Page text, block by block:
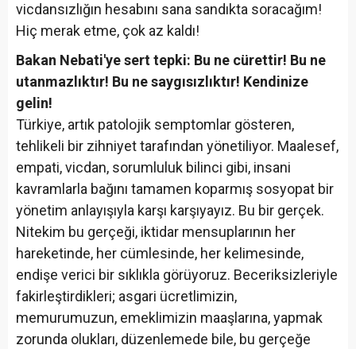
vicdansızlığın hesabını sana sandıkta soracağım!
Hiç merak etme, çok az kaldı!
Bakan Nebati'ye sert tepki: Bu ne cürettir! Bu ne
utanmazlıktır! Bu ne saygısızlıktır! Kendinize
gelin!
Türkiye, artık patolojik semptomlar gösteren,
tehlikeli bir zihniyet tarafından yönetiliyor. Maalesef,
empati, vicdan, sorumluluk bilinci gibi, insani
kavramlarla bağını tamamen koparmış sosyopat bir
yönetim anlayışıyla karşı karşıyayız. Bu bir gerçek.
Nitekim bu gerçeği, iktidar mensuplarının her
hareketinde, her cümlesinde, her kelimesinde,
endişe verici bir sıklıkla görüyoruz. Beceriksizleriyle
fakirleştirdikleri; asgari ücretlimizin,
memurumuzun, emeklimizin maaşlarına, yapmak
zorunda olukları, düzenlemede bile, bu gerçeğe